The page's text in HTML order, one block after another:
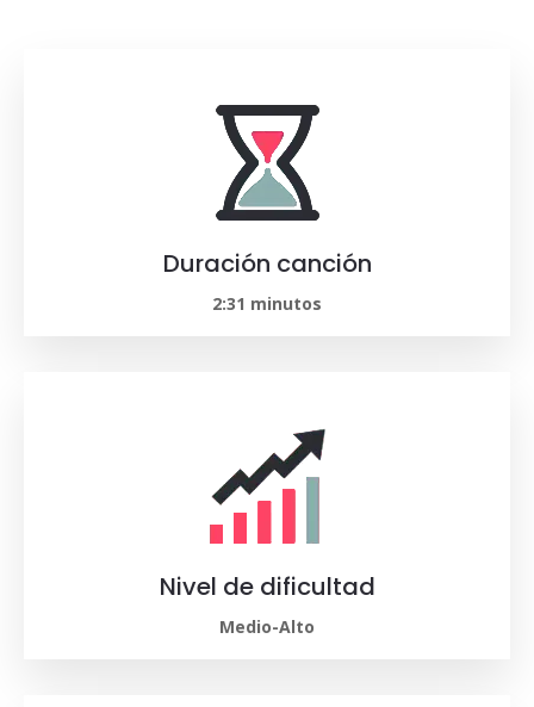
Duración canción
2:31 minutos
Nivel de dificultad
Medio-Alto